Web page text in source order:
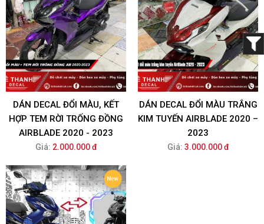
DÁN DECAL ĐỔI MÀU, KẾT
HỢP TEM RỜI TRỐNG ĐỒNG
AIRBLADE 2020 - 2023
Giá: 2.000.000 đ
DÁN DECAL ĐỔI MÀU TRẮNG
KIM TUYẾN AIRBLADE 2020 –
2023
Giá: 3.000.000 đ